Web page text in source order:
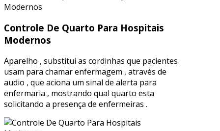
Controle De Quarto Para Hospitais
Modernos
Aparelho , substitui as cordinhas que pacientes
usam para chamar enfermagem , através de
audio , que aciona um sinal de alerta para
enfermaria , mostrando qual quarto esta
solicitando a presença de enfermeiras .